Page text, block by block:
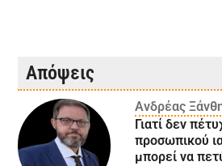
Απόψεις
Ανδρέας
Γιατί δεν
προσωπικού
μπορεί να